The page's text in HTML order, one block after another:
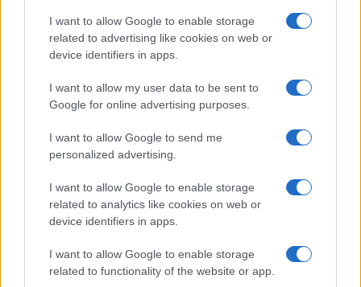
I want to allow Google to enable storage
related to advertising like cookies on web or
device identifiers in apps.
I want to allow my user data to be sent to
Google for online advertising purposes.
I want to allow Google to send me
personalized advertising.
I want to allow Google to enable storage
related to analytics like cookies on web or
device identifiers in apps.
I want to allow Google to enable storage
related to functionality of the website or app.
της Ζωής μας
Οι άνθρωποι, οι αυθεντικές ιστορίες,
το ελληνικό καλοκαίρι και ένας
πολιτισμός που μας ενώνει κάθε μέρα.
ΟΣΑ ΧΡΕΙΑΖΕΣΑΙ
ΓΙΑ ΤΟ ΚΑΛΟΚΑΙΡΙ ΣΟΥ →